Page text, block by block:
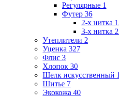
Регулярные 1
Футер 36
2-х нитка
3-х нитка
Утеплители 2
Уценка 327
Флис 3
Хлопок 30
Шелк искусственный
Шитье 7
Экокожа 40